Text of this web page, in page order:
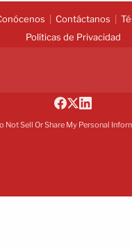
Contáctanos
Políticas de Privacidad
Not Sell Or Share My Personal